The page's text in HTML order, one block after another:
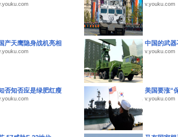
v.youku.com
产天鹰隐身战机亮相 中国的武
v.youku.com
否知否应是绿肥红瘦 美国要涨“
v.youku.com